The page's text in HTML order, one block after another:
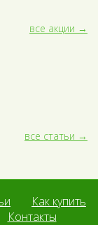
все акции
все статьи
Как купить
Контакты